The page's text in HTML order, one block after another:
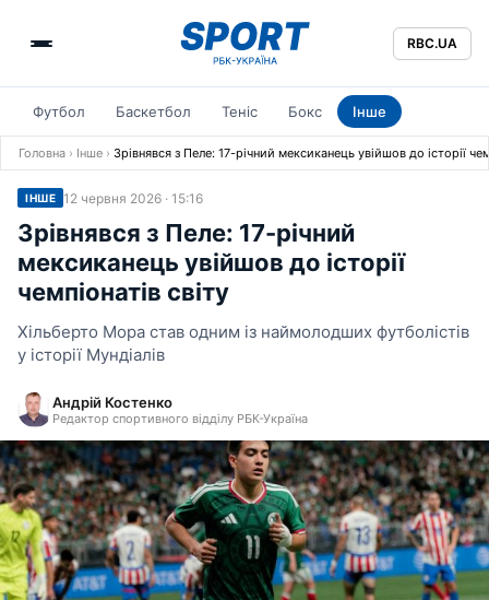
RBC.UA
Футбол Баскетбол Теніс Бокс Інше
Головна › Інше › Зрівнявся з Пеле: 17-річний мексиканець увійшов до історії
ІНШЕ 12 червня 2026 · 15:16
Зрівнявся з Пеле: 17-річний
мексиканець увійшов до історії
чемпіонатів світу
Хільберто Мора став одним із наймолодших футболістів
у історії Мундіалів
Андрій Костенко
Редактор спортивного відділу РБК-Україна